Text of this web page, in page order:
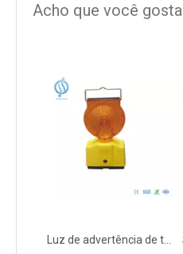
Acho que você gosta